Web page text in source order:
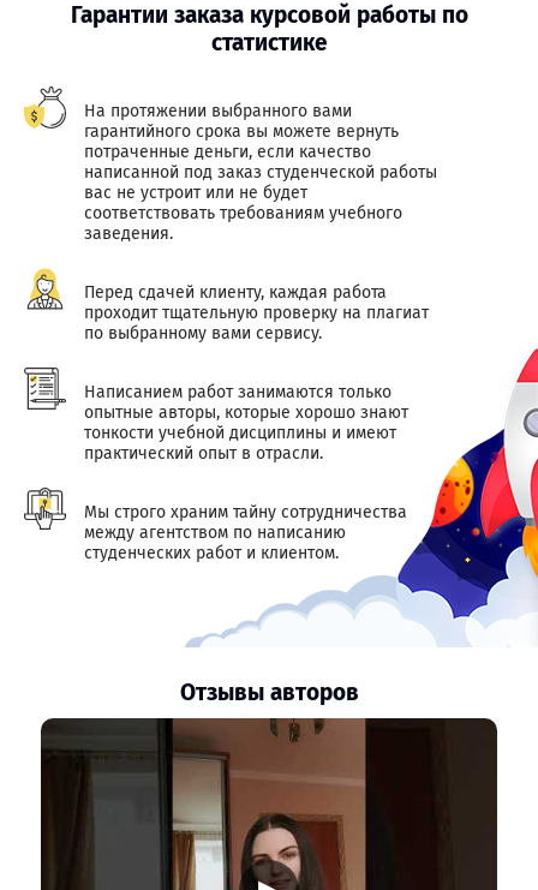
Гарантии заказа курсовой работы по
статистике
На протяжении выбранного вами
гарантийного срока вы можете вернуть
потраченные деньги, если качество
написанной под заказ студенческой работы
вас не устроит или не будет
соответствовать требованиям учебного
заведения.
Перед сдачей клиенту, каждая работа
проходит тщательную проверку на плагиат
по выбранному вами сервису.
Написанием работ занимаются только
опытные авторы, которые хорошо знают
тонкости учебной дисциплины и имеют
практический опыт в отрасли.
Мы строго храним тайну сотрудничества
между агентством по написанию
студенческих работ и клиентом.
Отзывы авторов